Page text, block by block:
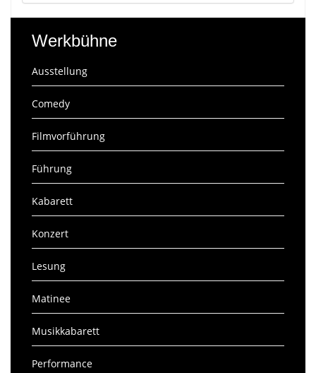
Werkbühne
Ausstellung
Comedy
Filmvorführung
Führung
Kabarett
Konzert
Lesung
Matinee
Musikkabarett
Performance